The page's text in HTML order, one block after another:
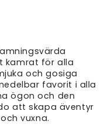
kamrat för alla
och gosiga
favorit i alla
ögon och den
att skapa äventyr
vuxna.